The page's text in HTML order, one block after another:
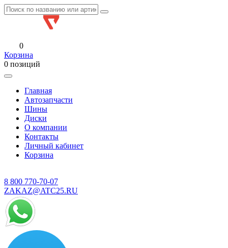
0
Корзина
0 позиций
Главная
Автозапчасти
Шины
Диски
О компании
Контакты
Личный кабинет
Корзина
8 800 770-70-07
ZAKAZ@ATC25.RU